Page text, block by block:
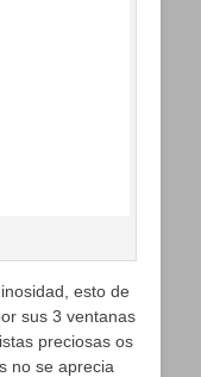
esto de
sus 3 ventanas
preciosas os
no se aprecia